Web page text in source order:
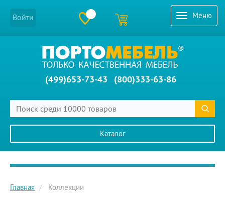
Меню
Войти
(499)653-73-43 (800)333-63-86
Каталог
Главное меню сайта
Главная Коллекции